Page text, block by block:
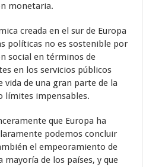
monetaria.
creada en el sur de Europa
políticas no es sostenible por
social en términos de
en los servicios públicos
vida de una gran parte de la
límites impensables.
que Europa ha
podemos concluir
el empeoramiento de
de los países, y que